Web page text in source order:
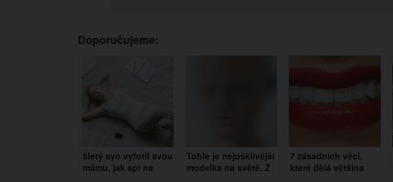
Doporučujeme:
5letý syn vyfotil svou
mámu, jak spí na
Tohle je nejošklivější
modelka na světě. Z
7 zásadních věcí,
které dělá většina